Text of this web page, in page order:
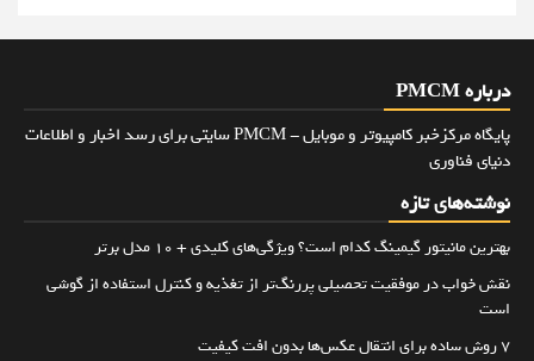
درباره PMCM
پایگاه مرکزخبر کامپیوتر و موبایل - PMCM سایتی برای رسد اخبار و اطلاعات
دنیای فناوری
نوشته‌های تازه
بهترین مانیتور گیمینگ کدام است؟ ویژگی‌های کلیدی + 10 مدل برتر
نقش خواب در موفقیت تحصیلی پررنگ‌تر از تغذیه و کنترل استفاده از گوشی
است
۷ روش ساده برای انتقال عکس‌ها بدون افت کیفیت